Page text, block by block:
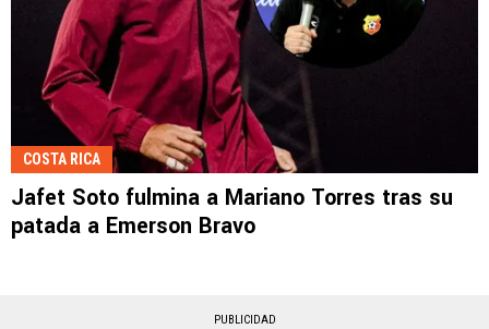
COSTA RICA
Jafet Soto fulmina a Mariano Torres tras su
patada a Emerson Bravo
PUBLICIDAD